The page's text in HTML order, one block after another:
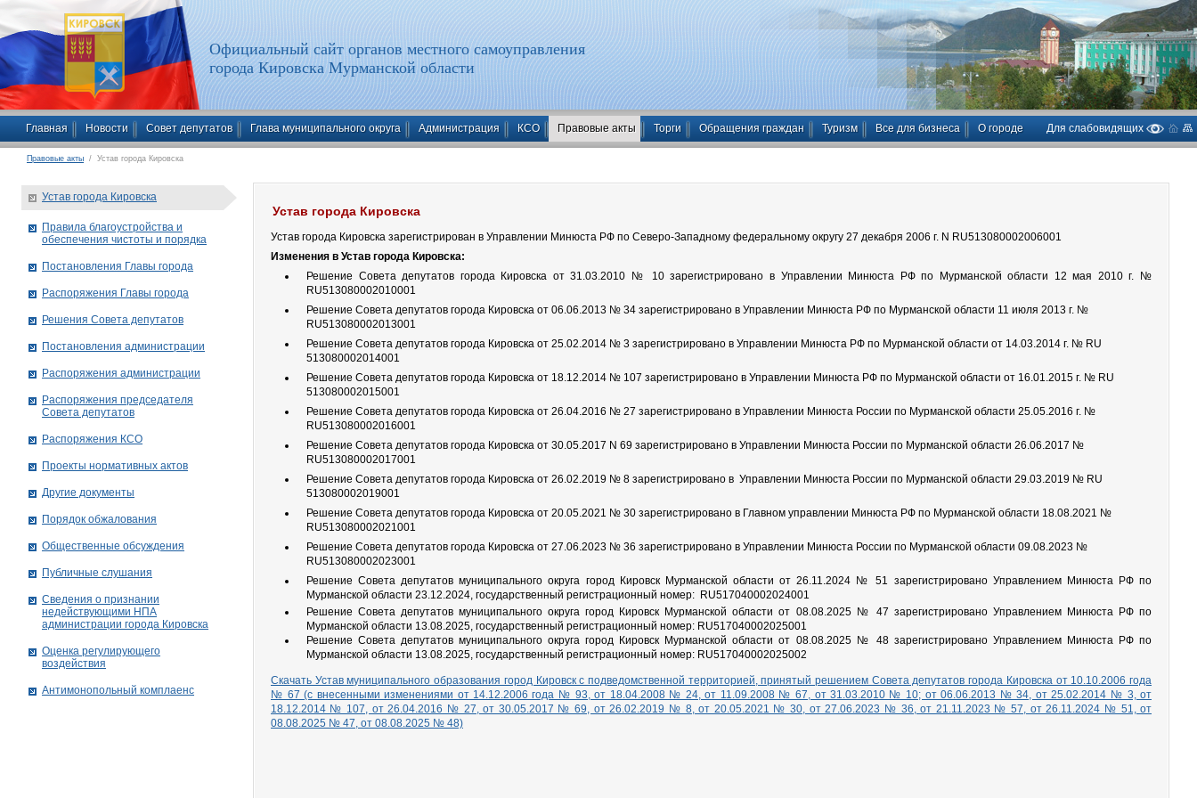
Официальный сайт органов местного самоуправления
города Кировска Мурманской области
Главная Новости Совет депутатов Глава муниципального округа Администрация КСО Правовые акты Торги Обращения граждан Туризм Все для бизнеса О городе Для слабовидящих
Правовые акты / Устав города Кировска
Устав города Кировска
Устав города Кировска зарегистрирован в Управлении Минюста РФ по Северо-Западному федеральному округу 27 декабря 2006 г. N RU513080002006001
Изменения в Устав города Кировска:
Решение Совета депутатов города Кировска от 31.03.2010 № 10 зарегистрировано в Управлении Минюста РФ по Мурманской области 12 мая 2010 г. №
RU513080002010001
Решение Совета депутатов города Кировска от 06.06.2013 № 34 зарегистрировано в Управлении Минюста РФ по Мурманской области 11 июля 2013 г. №
RU513080002013001
Решение Совета депутатов города Кировска от 25.02.2014 № 3 зарегистрировано в Управлении Минюста РФ по Мурманской области от 14.03.2014 г. № RU
513080002014001
Решение Совета депутатов города Кировска от 18.12.2014 № 107 зарегистрировано в Управлении Минюста РФ по Мурманской области от 16.01.2015 г. № RU
513080002015001
Решение Совета депутатов города Кировска от 26.04.2016 № 27 зарегистрировано в Управлении Минюста России по Мурманской области 25.05.2016 г. №
RU513080002016001
Решение Совета депутатов города Кировска от 30.05.2017 N 69 зарегистрировано в Управлении Минюста России по Мурманской области 26.06.2017 №
RU513080002017001
Решение Совета депутатов города Кировска от 26.02.2019 № 8 зарегистрировано в Управлении Минюста России по Мурманской области 29.03.2019 № RU
513080002019001
Решение Совета депутатов города Кировска от 20.05.2021 № 30 зарегистрировано в Главном управлении Минюста РФ по Мурманской области 18.08.2021 №
RU513080002021001
Решение Совета депутатов города Кировска от 27.06.2023 № 36 зарегистрировано в Управлении Минюста России по Мурманской области 09.08.2023 №
RU513080002023001
Решение Совета депутатов муниципального округа город Кировск Мурманской области от 26.11.2024 № 51 зарегистрировано Управлением Минюста РФ по
Мурманской области 23.12.2024, государственный регистрационный номер: RU517040002024001
Решение Совета депутатов муниципального округа город Кировск Мурманской области от 08.08.2025 № 47 зарегистрировано Управлением Минюста РФ по
Мурманской области 13.08.2025, государственный регистрационный номер: RU517040002025001
Решение Совета депутатов муниципального округа город Кировск Мурманской области от 08.08.2025 № 48 зарегистрировано Управлением Минюста РФ по
Мурманской области 13.08.2025, государственный регистрационный номер: RU517040002025002
Скачать Устав муниципального образования город Кировск с подведомственной территорией, принятый решением Совета депутатов города Кировска от 10.10.2006 года
№ 67 (с внесенными изменениями от 14.12.2006 года № 93, от 18.04.2008 № 24, от 11.09.2008 № 67, от 31.03.2010 № 10; от 06.06.2013 № 34, от 25.02.2014 № 3, от
18.12.2014 № 107, от 26.04.2016 № 27, от 30.05.2017 № 69, от 26.02.2019 № 8, от 20.05.2021 № 30, от 27.06.2023 № 36, от 21.11.2023 № 57, от 26.11.2024 № 51, от
08.08.2025 № 47, от 08.08.2025 № 48)
Устав города Кировска
Правила благоустройства и
обеспечения чистоты и порядка
Постановления Главы города
Распоряжения Главы города
Решения Совета депутатов
Постановления администрации
Распоряжения администрации
Распоряжения председателя
Совета депутатов
Распоряжения КСО
Проекты нормативных актов
Другие документы
Порядок обжалования
Общественные обсуждения
Публичные слушания
Сведения о признании
недействующими НПА
администрации города Кировскa
Оценка регулирующего
воздействия
Антимонопольный комплаенс